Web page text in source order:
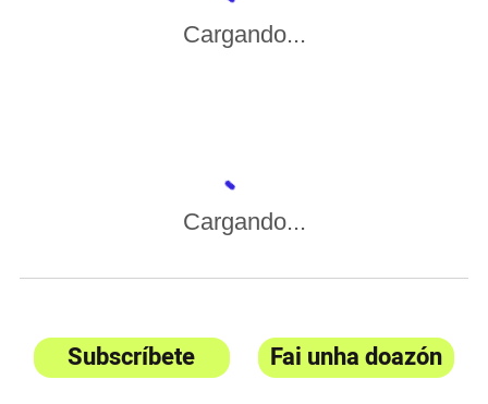
Cargando...
Cargando...
Subscríbete Fai unha doazón